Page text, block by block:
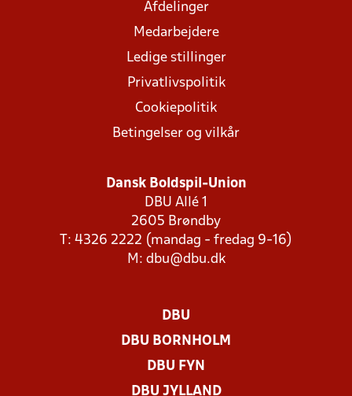
Afdelinger
Medarbejdere
Ledige stillinger
Privatlivspolitik
Cookiepolitik
Betingelser og vilkår
Dansk Boldspil-Union
DBU Allé 1
2605 Brøndby
T: 4326 2222 (mandag - fredag 9-16)
M: dbu@dbu.dk
DBU
DBU BORNHOLM
DBU FYN
DBU JYLLAND